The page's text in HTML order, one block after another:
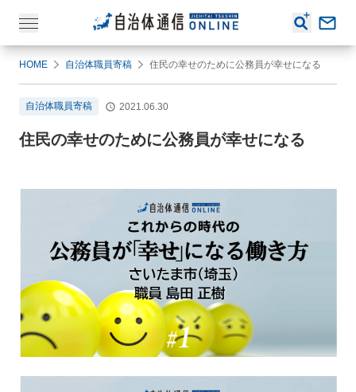
HOME 自治体職員寄稿 住民の幸せのために公務員が幸せになる
自治体職員寄稿 2021.06.30
住民の幸せのために公務員が幸せになる